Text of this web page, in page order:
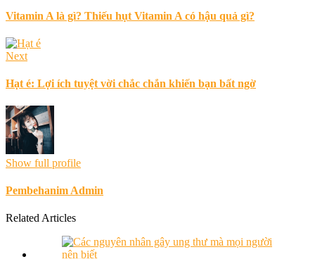
Vitamin A là gì? Thiếu hụt Vitamin A có hậu quả gì?
Next
Hạt é: Lợi ích tuyệt vời chắc chắn khiến bạn bất ngờ
Show full profile
Pembehanim Admin
Related Articles